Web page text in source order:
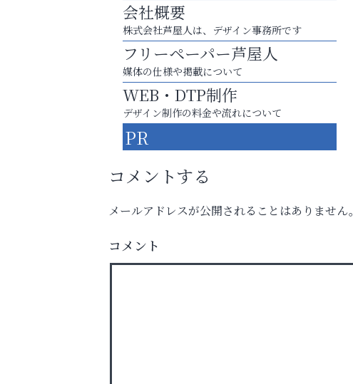
査定のプロが心を込めて出張査定
芦屋人~あしやびと~
会社概要
株式会社芦屋人は、デザイン事務所です
フリーペーパー芦屋人
媒体の仕様や掲載について
WEB・DTP制作
デザイン制作の料金や流れについて
PR
コメントする
メールアドレスが公開されることはありません。
コメント